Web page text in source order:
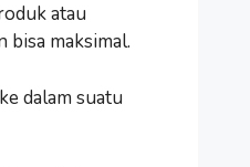
atau
bisa maksimal.
dalam suatu